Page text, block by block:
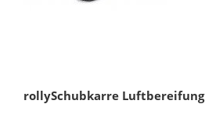
rollySchubkarre Luftbereifung